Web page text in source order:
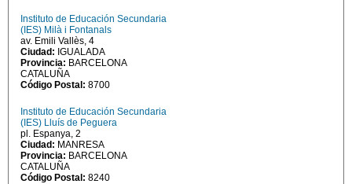
Instituto de Educación Secundaria
(IES) Milà i Fontanals
av. Emili Vallès, 4
Ciudad: IGUALADA
Provincia: BARCELONA
CATALUÑA
Código Postal: 8700
Instituto de Educación Secundaria
(IES) Lluís de Peguera
pl. Espanya, 2
Ciudad: MANRESA
Provincia: BARCELONA
CATALUÑA
Código Postal: 8240